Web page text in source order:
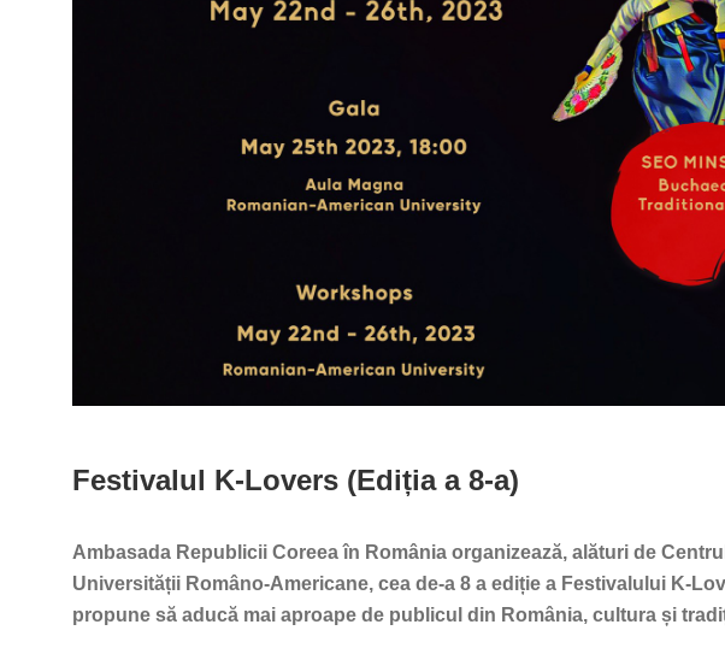
Festivalul K-Lovers (Ediția a 8-a)
Ambasada Republicii Coreea în România organizează, alături de
Universității Româno-Americane, cea de-a 8 a ediție a Festivalului K-
propune să aducă mai aproape de publicul din România, cultura și